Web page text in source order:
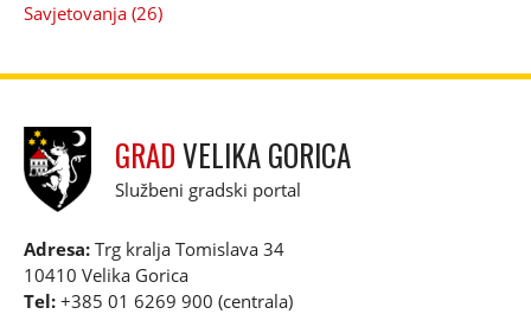
Savjetovanja (26)
GRADVELIKA GORICA
Službeni gradski portal
Adresa: Trg kralja Tomislava 34
10410 Velika Gorica
Tel: +385 01 6269 900 (centrala)